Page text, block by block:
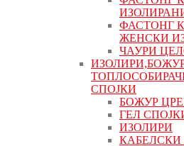
ФАСТОНГ
ЖЕНСКИ
ЧАУРИ
СПОЈКИ
БОЖУР
ГЕЛ
ИЗОЛИРИ
КАБЕЛСКИ